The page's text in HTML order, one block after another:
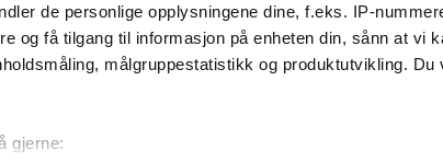
de personlige opplysningene dine, f.eks. IP-
og få tilgang til informasjon på enheten din, sånn at vi
målgruppestatistikk og produktutvikling.
gjerne: